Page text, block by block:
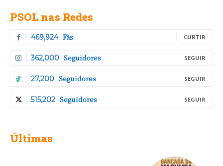
PSOL nas Redes
469,924 Fãs CURTIR
362,000 Seguidores SEGUIR
27,200 Seguidores SEGUIR
515,202 Seguidores SEGUIR
Últimas